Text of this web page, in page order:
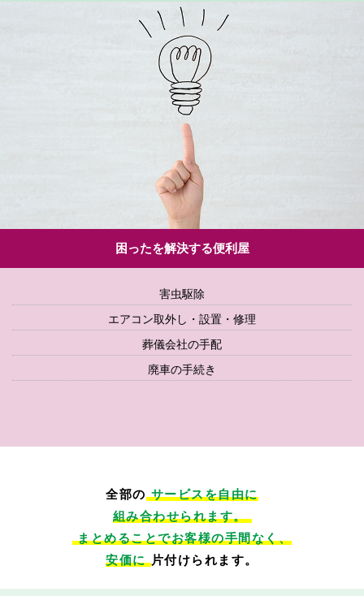
困ったを解決する便利屋
害虫駆除
エアコン取外し・設置・修理
葬儀会社の手配
廃車の手続き
全部の サービスを自由に
組み合わせられます。
まとめることでお客様の手間なく、
安価に 片付けられます。